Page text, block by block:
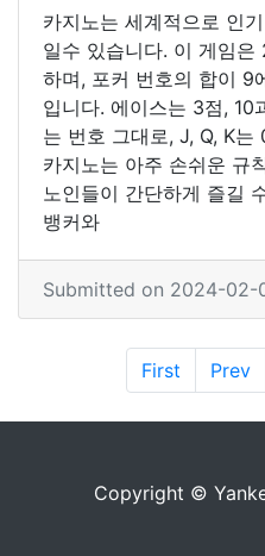
카지노는 세계적으로 인
일수 있습니다. 이 게임
하며, 포커 번호의 합이 9
입니다. 에이스는 3점, 10
는 번호 그대로, J, Q, K는
카지노는 아주 손쉬운 규
노인들이 간단하게 즐길
뱅커와
Submitted on 2024-02-
First Prev
Copyright ©